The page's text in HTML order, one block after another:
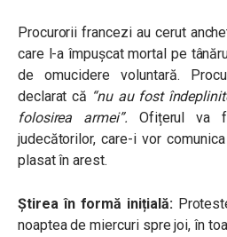
Procurorii francezi au cerut
care l-a împușcat mortal pe
de omucidere voluntară.
declarat că “nu au fost
folosirea armei”. Ofițerul va
judecătorilor, care-i vor
plasat în arest.
Știrea în formă inițială:
noaptea de miercuri spre joi, în